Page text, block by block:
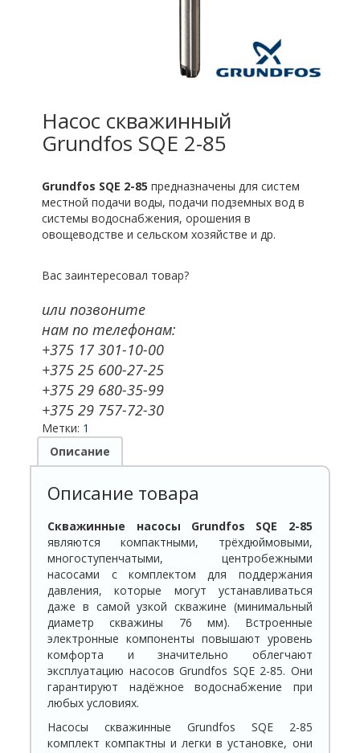
Насос скважинный
Grundfos SQE 2-85
Grundfos SQE 2-85 предназначены для систем
местной подачи воды, подачи подземных вод в
системы водоснабжения, орошения в
овощеводстве и сельском хозяйстве и др.
Вас заинтересовал товар?
или позвоните
нам по телефонам:
+375 17 301-10-00
+375 25 600-27-25
+375 29 680-35-99
+375 29 757-72-30
Метки: 1
Описание
Описание товара
Скважинные насосы Grundfos SQE 2-85
являются компактными, трёхдюймовыми,
многоступенчатыми, центробежными
насосами с комплектом для поддержания
давления, которые могут устанавливаться
даже в самой узкой скважине (минимальный
диаметр скважины 76 мм). Встроенные
электронные компоненты повышают уровень
комфорта и значительно облегчают
эксплуатацию насосов Grundfos SQE 2-85. Они
гарантируют надёжное водоснабжение при
любых условиях.
Насосы скважинные Grundfos SQE 2-85
комплект компактны и легки в установке, они